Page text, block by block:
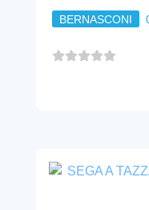
BERNASCONI